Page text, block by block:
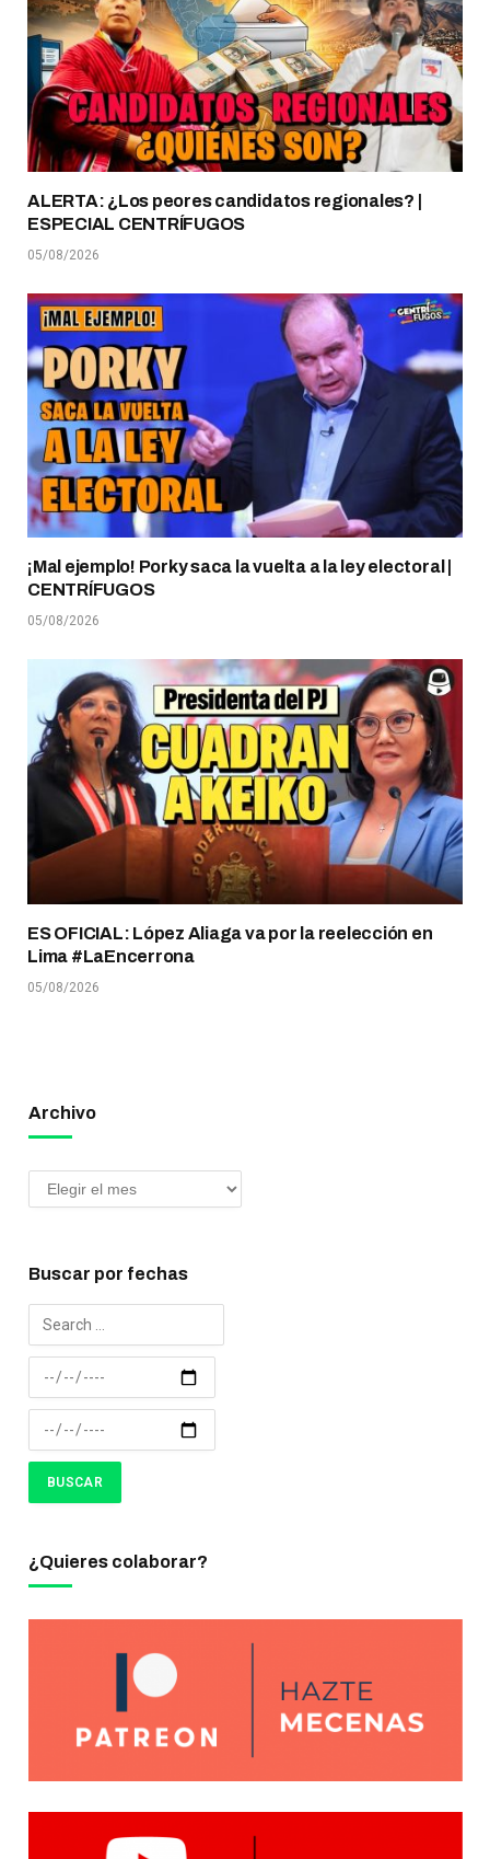
ALERTA: ¿Los peores candidatos regionales? |
ESPECIAL CENTRÍFUGOS
05/08/2026
¡Mal ejemplo! Porky saca la vuelta a la ley electoral |
CENTRÍFUGOS
05/08/2026
ES OFICIAL: López Aliaga va por la reelección en
Lima #LaEncerrona
05/08/2026
Archivo
Buscar por fechas
¿Quieres colaborar?